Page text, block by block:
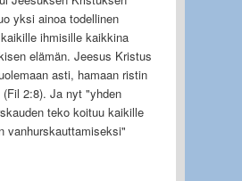
yksi ainoa todellinen
ihmisille kaikkina
elämän. Jeesus Kristus
asti, hamaan ristin
2:8). Ja nyt "yhden
teko koituu kaikille
vanhurskauttamiseksi"